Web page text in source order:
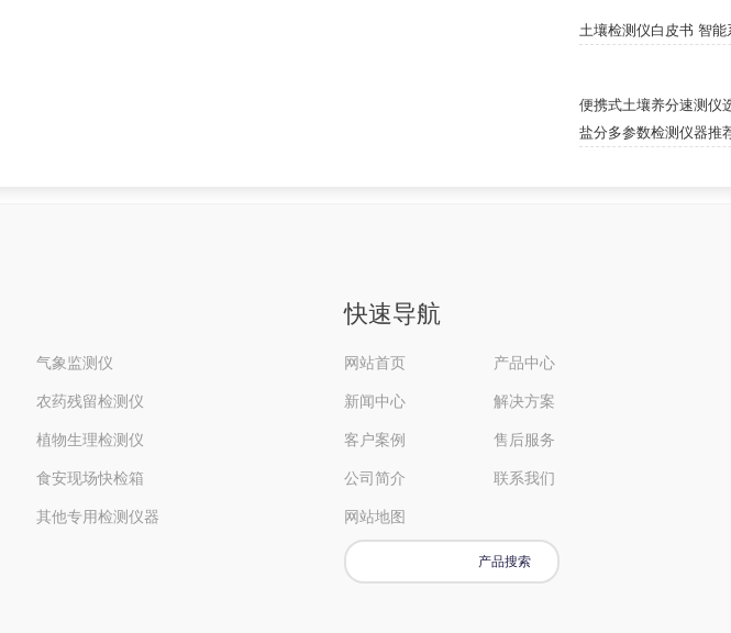
土壤检测仪白皮书 智
便携式土壤养分速测仪
盐分多参数检测仪器推
气象监测仪
农药残留检测仪
植物生理检测仪
食安现场快检箱
其他专用检测仪器
快速导航
网站首页 产品中心
新闻中心 解决方案
客户案例 售后服务
公司简介 联系我们
网站地图
产品搜索